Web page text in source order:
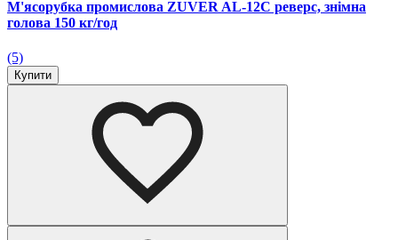
М'ясорубка промислова ZUVER AL-12C реверс, знімна
голова 150 кг/год
(5)
Купити